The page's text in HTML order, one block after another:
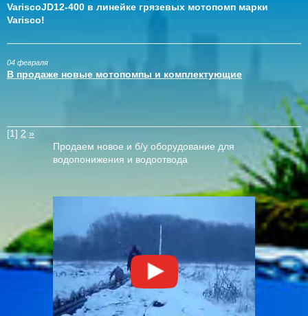
VariscoJD12-400 в линейке грязевых мотопомп марки
Varisco!
04 февраля
В продаже новые мотопомпы и комплектующие
[1] 2 »
Продаем новое и б/у оборудование для
водопонижения и водоотвода